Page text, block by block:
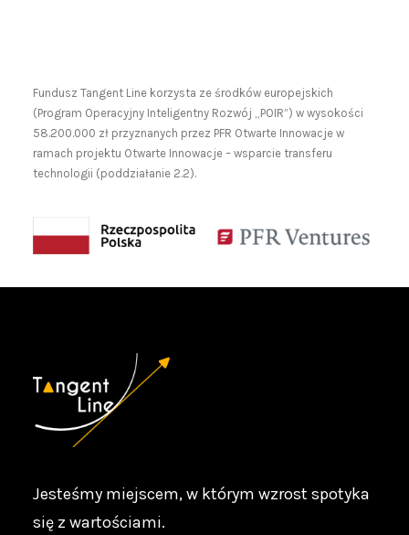
Fundusz Tangent Line korzysta ze środków europejskich
(Program Operacyjny Inteligentny Rozwój „POIR”) w wysokości
58.200.000 zł przyznanych przez PFR Otwarte Innowacje w
ramach projektu Otwarte Innowacje – wsparcie transferu
technologii (poddziałanie 2.2).
Jesteśmy miejscem, w którym wzrost spotyka
się z wartościami.